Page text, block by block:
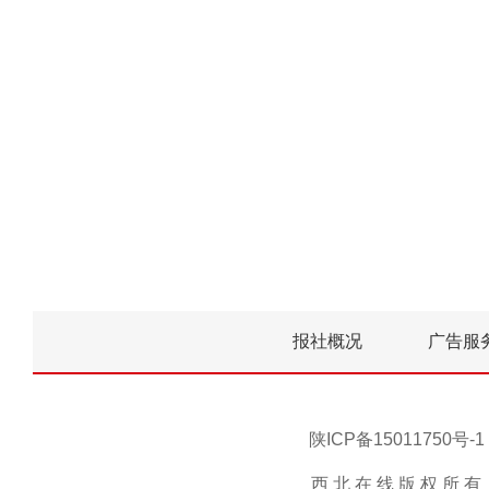
报社概况 广告服
陕ICP备15011750号-
西 北 在 线 版 权 所